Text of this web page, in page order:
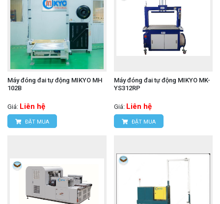
Máy đóng đai tự động MIKYO MH
102B
Giá: Liên hệ
ĐẶT MUA
Máy đóng đai tự động MIKYO MK-
YS312RP
Giá: Liên hệ
ĐẶT MUA